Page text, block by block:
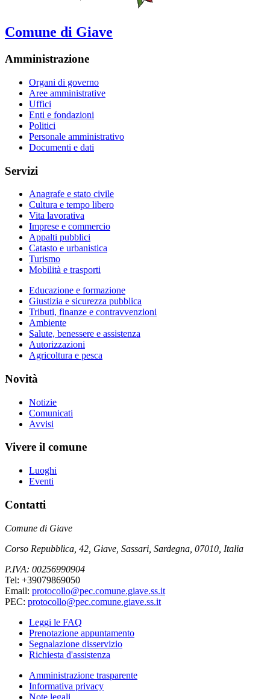
Comune di Giave
Amministrazione
Organi di governo
Aree amministrative
Uffici
Enti e fondazioni
Politici
Personale amministrativo
Documenti e dati
Servizi
Anagrafe e stato civile
Cultura e tempo libero
Vita lavorativa
Imprese e commercio
Appalti pubblici
Catasto e urbanistica
Turismo
Mobilità e trasporti
Educazione e formazione
Giustizia e sicurezza pubblica
Tributi, finanze e contravvenzioni
Ambiente
Salute, benessere e assistenza
Autorizzazioni
Agricoltura e pesca
Novità
Notizie
Comunicati
Avvisi
Vivere il comune
Luoghi
Eventi
Contatti
Comune di Giave
Corso Repubblica, 42, Giave, Sassari, Sardegna, 07010, Italia
P.IVA: 00256990904
Tel: +39079869050
Email: protocollo@pec.comune.giave.ss.it
PEC: protocollo@pec.comune.giave.ss.it
Leggi le FAQ
Prenotazione appuntamento
Segnalazione disservizio
Richiesta d'assistenza
Amministrazione trasparente
Informativa privacy
Note legali